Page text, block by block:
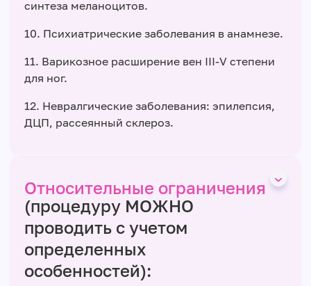
синтеза меланоцитов.
10. Психиатрические заболевания в анамнезе.
11. Варикозное расширение вен ІІІ-V степени
для ног.
12. Невралгические заболевания: эпилепсия,
ДЦП, рассеянный склероз.
Относительные ограничения
(процедуру МОЖНО
проводить с учетом
определенных
особенностей):